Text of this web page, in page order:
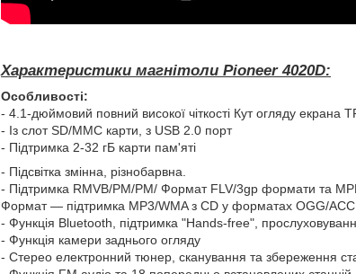
Характеристики магнітоли Pioneer 4020D:
Особливості:
- 4.1-дюймовий повний високої чіткості Кут огляду екрана
- Із слот SD/MMC карти, з USB 2.0 порт
- Підтримка 2-32 гБ карти пам'яті
- Підсвітка змінна, різнобарвна.
- Підтримка RMVB/РМ/РМ/ Формат FLV/3gp формати та
Формат — підтримка MP3/WMA з CD у форматах OGG/
- Функція Bluetooth, підтримка "Hands-free",
- Функція камери заднього огляду
- Стерео електронний тюнер, сканування та збереження